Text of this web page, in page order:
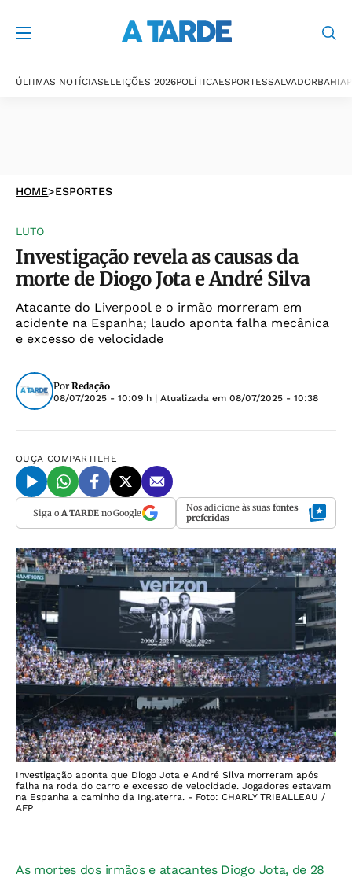
ÚLTIMAS NOTÍCIASELEIÇÕES 2026POLÍTICAESPORTESSALVADORBAHIA
HOME>ESPORTES
LUTO
Investigação revela as causas da
morte de Diogo Jota e André Silva
Atacante do Liverpool e o irmão morreram em
acidente na Espanha; laudo aponta falha mecânica
e excesso de velocidade
Por Redação
08/07/2025 - 10:09 h | Atualizada em 08/07/2025 - 10:38
OUÇA COMPARTILHE
Siga o A TARDEno Google Nos adicione às suas fontes
preferidas
Investigação aponta que Diogo Jota e André Silva morreram após
falha na roda do carro e excesso de velocidade. Jogadores estavam
na Espanha a caminho da Inglaterra. - Foto: CHARLY TRIBALLEAU /
AFP
As mortes dos irmãos e atacantes Diogo Jota, de 28